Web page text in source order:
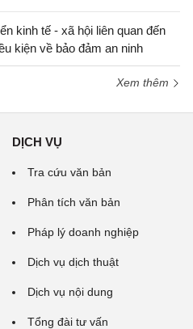
kinh tế - xã hội liên quan đến
kiện về bảo đảm an ninh
Xem thêm
DỊCH VỤ
Tra cứu văn bản
Phân tích văn bản
Pháp lý doanh nghiệp
Dịch vụ dịch thuật
Dịch vụ nội dung
Tổng đài tư vấn